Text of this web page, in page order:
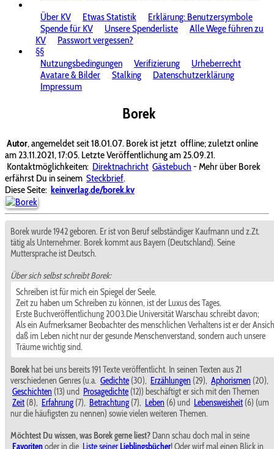
Über KV
Etwas Statistik
Erklärung: Benutzersymbole
Spende für KV
Unsere Spenderliste
Alle Wege führen zu
KV
Passwort vergessen?
§§
Nutzungsbedingungen
Verifizierung
Urheberrecht
Avatare & Bilder
Stalking
Datenschutzerklärung
Impressum
Borek
Autor, angemeldet seit 18.01.07. Borek ist jetzt offline; zuletzt online
am 23.11.2021, 17:05. Letzte Veröffentlichung am 25.09.21.
Kontaktmöglichkeiten: Direktnachricht Gästebuch - Mehr über Borek
erfährst Du in seinem Steckbrief.
Diese Seite: keinverlag.de/borek.kv
Borek wurde 1942 geboren. Er ist von Beruf selbständiger Kaufmann und z.Zt.
tätig als Unternehmer. Borek kommt aus Bayern (Deutschland). Seine
Muttersprache ist Deutsch.
Über sich selbst schreibt Borek:
Schreiben ist für mich ein Spiegel der Seele.
Zeit zu haben um Schreiben zu können, ist der Luxus des Tages.
Erste Buchveröffentlichung 2003.Die Universität Warschau schreibt davon;
Als ein Aufmerksamer Beobachter des menschlichen Verhaltens ist er der
daß im Leben nicht nur der gesunde Menschenverstand, sondern auch unsere
Träume wichtig sind.
Borek hat bei uns bereits 191 Texte veröffentlicht. In seinen Texten aus 21
verschiedenen Genres (u.a. Gedichte (30), Erzählungen (29), Aphorismen (20),
Geschichten (13) und Prosagedichte (12)) beschäftigt er sich mit den Themen
Zeit (8), Erfahrung (7), Betrachtung (7), Leben (6) und Lebensweisheit (6) (um
nur die häufigsten zu nennen) sowie vielen weiteren Themen.
Möchtest Du wissen, was Borek gerne liest? Dann schau doch mal in seine
Favoritenoder in die Liste seiner Lieblingsbücher! Oder wirf mal einen Blick in